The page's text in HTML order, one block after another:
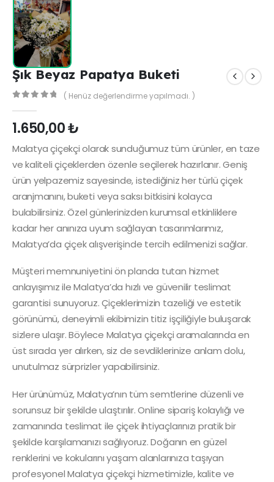
Şık Beyaz Papatya Buketi
( Henüz değerlendirme yapılmadı. )
1.650,00₺
Malatya çiçekçi olarak sunduğumuz tüm ürünler, en taze
ve kaliteli çiçeklerden özenle seçilerek hazırlanır. Geniş
ürün yelpazemiz sayesinde, istediğiniz her türlü çiçek
aranjmanını, buketi veya saksı bitkisini kolayca
bulabilirsiniz. Özel günlerinizden kurumsal etkinliklere
kadar her anınıza uyum sağlayan tasarımlarımız,
Malatya’da çiçek alışverişinde tercih edilmenizi sağlar.
Müşteri memnuniyetini ön planda tutan hizmet
anlayışımız ile Malatya’da hızlı ve güvenilir teslimat
garantisi sunuyoruz. Çiçeklerimizin tazeliği ve estetik
görünümü, deneyimli ekibimizin titiz işçiliğiyle buluşarak
sizlere ulaşır. Böylece Malatya çiçekçi aramalarında en
üst sırada yer alırken, siz de sevdiklerinize anlam dolu,
unutulmaz sürprizler yapabilirsiniz.
Her ürünümüz, Malatya’nın tüm semtlerine düzenli ve
sorunsuz bir şekilde ulaştırılır. Online sipariş kolaylığı ve
zamanında teslimat ile çiçek ihtiyaçlarınızı pratik bir
şekilde karşılamanızı sağlıyoruz. Doğanın en güzel
renklerini ve kokularını yaşam alanlarınıza taşıyan
profesyonel Malatya çiçekçi hizmetimizle, kalite ve